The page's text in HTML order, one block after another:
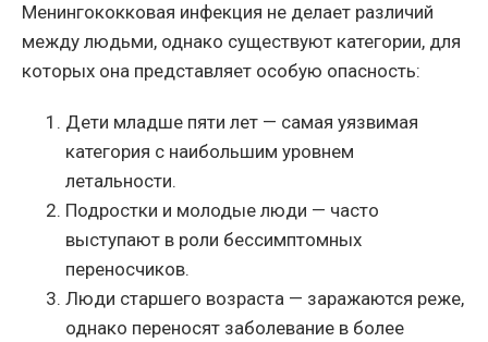
Менингококковая инфекция не делает различий
между людьми, однако существуют категории, для
которых она представляет особую опасность:
Дети младше пяти лет — самая уязвимая
категория с наибольшим уровнем
летальности.
Подростки и молодые люди — часто
выступают в роли бессимптомных
переносчиков.
Люди старшего возраста — заражаются реже,
однако переносят заболевание в более